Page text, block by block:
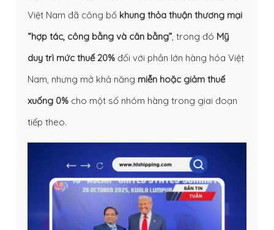
Việt Nam đã công bố khung thỏa thuận thương mại
“hợp tác, công bằng và cân bằng”, trong đó Mỹ
duy trì mức thuế 20% đối với phần lớn hàng hóa Việt
Nam, nhưng mở khả năng miễn hoặc giảm thuế
xuống 0% cho một số nhóm hàng trong giai đoạn
tiếp theo.